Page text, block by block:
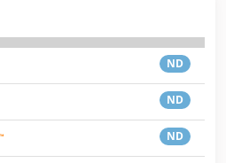
ND
ND
ND